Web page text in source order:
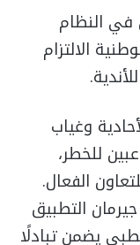
في النظام
الالتزام
وغياب
للخطر،
الفعال.
التطبيق
يضمن تبادلًا